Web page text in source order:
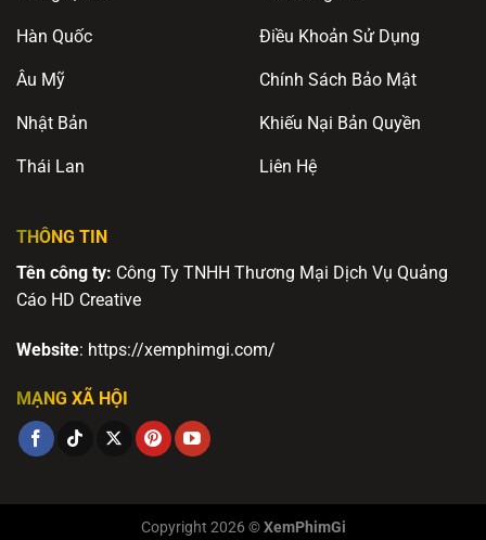
Hàn Quốc
Âu Mỹ
Nhật Bản
Thái Lan
Điều Khoản Sử Dụng
Chính Sách Bảo Mật
Khiếu Nại Bản Quyền
Liên Hệ
THÔNG TIN
Tên công ty: Công Ty TNHH Thương Mại Dịch Vụ Quảng
Cáo HD Creative
Website: https://xemphimgi.com/
MẠNG XÃ HỘI
Copyright 2026 ©XemPhimGi